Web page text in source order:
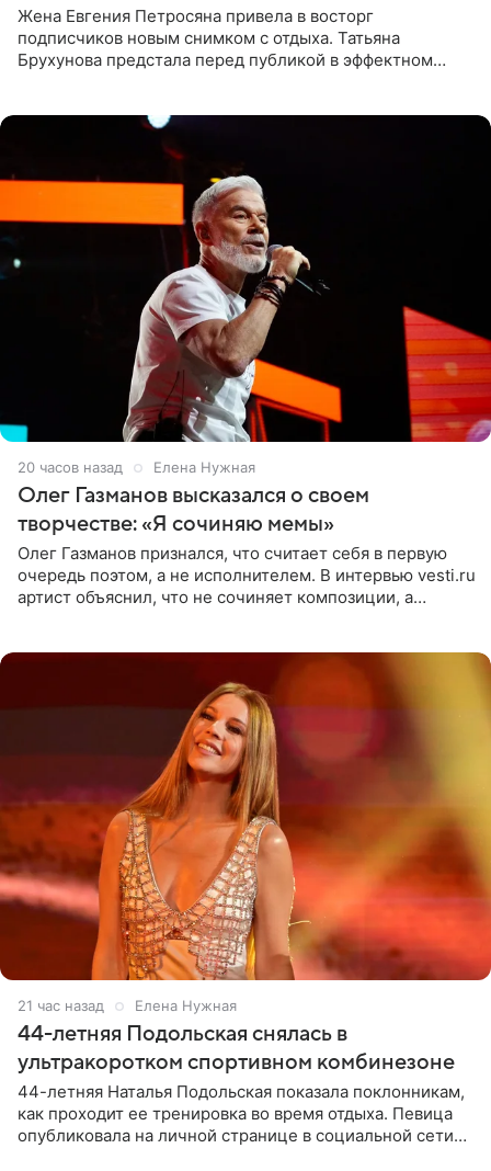
Жена Евгения Петросяна привела в восторг
подписчиков новым снимком с отдыха. Татьяна
Брухунова предстала перед публикой в эффектном
20 часов назад Елена Нужная
Олег Газманов высказался о своем
творчестве: «Я сочиняю мемы»
Олег Газманов признался, что считает себя в первую
очередь поэтом, а не исполнителем. В интервью vesti.ru
артист объяснил, что не сочиняет композиции, а
21 час назад Елена Нужная
44-летняя Подольская снялась в
ультракоротком спортивном комбинезоне
44-летняя Наталья Подольская показала поклонникам,
как проходит ее тренировка во время отдыха. Певица
опубликовала на личной странице в социальной сети